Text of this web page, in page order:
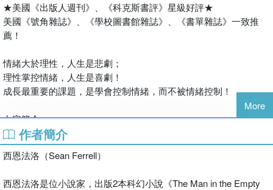
★美國《出版人週刊》、《科克斯書評》星級好評★
美國《號角雜誌》、《學校圖書館雜誌》、《書單雜誌》一致推
薦！
情緒大於理性，人生是悲劇；
理性掌控情緒，人生是喜劇！
成長最重要的課題，是學會控制情緒，而不被情緒控制！
內容簡介：
露西不喜歡去上學，不是因為討厭上課，而是她遇到一隻總是跟在
她身邊的「小怪獸」！小怪獸愛搗蛋又愛搞破壞，還會對同學做鬼
臉。每個人因為牠，都不願意跟露西玩。露西好無奈又好委屈，她
More
作者簡介
西恩法洛（Sean Ferrell）
西恩法洛是位小說家，出版2本科幻小說《The Man in the Empty